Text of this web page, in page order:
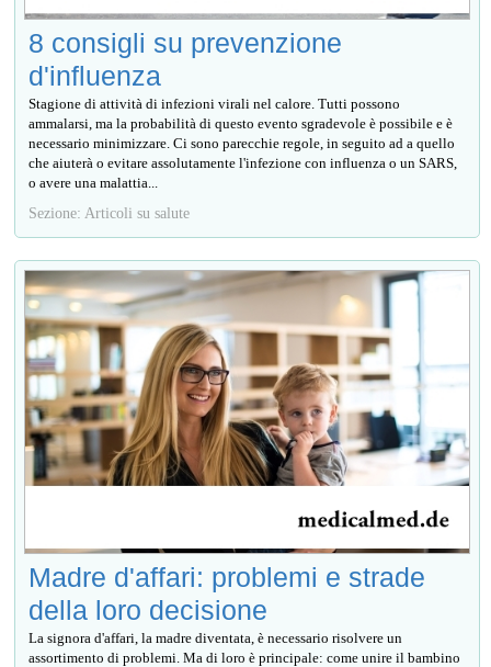
8 consigli su prevenzione
d'influenza
Stagione di attività di infezioni virali nel calore. Tutti possono
ammalarsi, ma la probabilità di questo evento sgradevole è possibile e è
necessario minimizzare. Ci sono parecchie regole, in seguito ad a quello
che aiuterà o evitare assolutamente l'infezione con influenza o un SARS,
o avere una malattia...
Sezione: Articoli su salute
Madre d'affari: problemi e strade
della loro decisione
La signora d'affari, la madre diventata, è necessario risolvere un
assortimento di problemi. Ma di loro è principale: come unire il bambino